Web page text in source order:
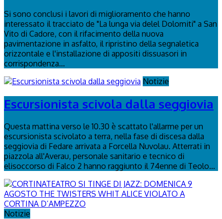
Si sono conclusi i lavori di miglioramento che hanno
interessato il tracciato de "La lunga via delel Dolomiti" a San
Vito di Cadore, con il rifacimento della nuova
pavimentazione in asfalto, il ripristino della segnaletica
orizzontale e l'installazione di appositi dissuasori in
corrispondenza...
Notizie
Escursionista scivola dalla seggiovia
Questa mattina verso le 10.30 è scattato l'allarme per un
escursionista scivolato a terra, nella fase di discesa dalla
seggiovia di Fedare arrivata a Forcella Nuvolau. Atterrati in
piazzola all'Averau, personale sanitario e tecnico di
elisoccorso di Falco 2 hanno raggiunto il 74enne di Teolo...
Notizie